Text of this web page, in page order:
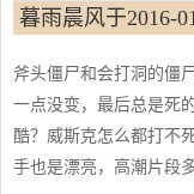
暮雨晨风于2016-
斧头僵尸和会打洞的僵
一点没变，最后总是死
酷？威斯克怎么都打不
手也是漂亮，高潮片段